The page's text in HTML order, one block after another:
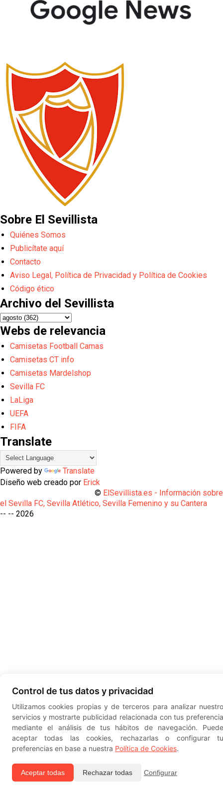
Sobre El Sevillista
Quiénes Somos
Publicítate aquí
Contacto
Aviso Legal, Política de Privacidad y Política de Cookies
Código ético
Archivo del Sevillista
Webs de relevancia
Camisetas Football Camas
Camisetas CT info
Camisetas Mardelshop
Sevilla FC
LaLiga
UEFA
FIFA
Translate
Powered by
Translate
Diseño web creado por Erick
© ElSevillista.es - Información sobre
el Sevilla FC, Sevilla Atlético, Sevilla Femenino y su Cantera
-- --
Control de tus datos y privacidad
Utilizamos cookies propias y de terceros para analizar
servicios y mostrarte publicidad relacionada con tus
mediante el análisis de tus hábitos de navegación.
aceptar todas las cookies, rechazarlas o configurar
preferencias en base a nuestra Política de Cookies.
Aceptar todas Rechazar todas Configurar
2026